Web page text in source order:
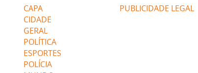
de
termina o relacionamento dos dois.
CAPA
CIDADE
GERAL
POLÍTICA
ESPORTES
POLÍCIA
PUBLICIDADE LEGAL